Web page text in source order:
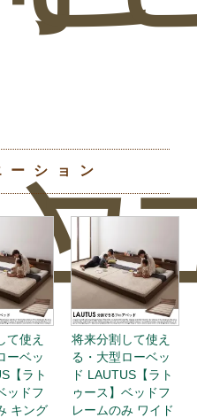
ュ
ーション
て使え
ーベッ
【ラト
ッドフ
キング
将来分割して使え
る・大型ローベッ
ド LAUTUS【ラト
ゥース】ベッドフ
レームのみ ワイド